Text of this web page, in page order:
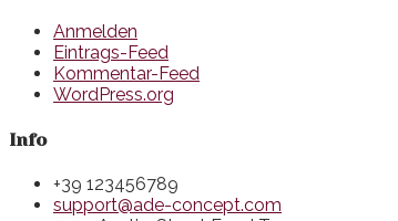
Anmelden
Eintrags-Feed
Kommentar-Feed
WordPress.org
Info
+39 123456789
support@ade-concept.com